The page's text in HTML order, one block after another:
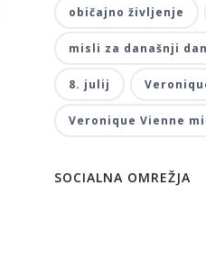
običajno življenje
misli za današnji dan
8. julij
Veronique Vienne
SOCIALNA OMREŽJA